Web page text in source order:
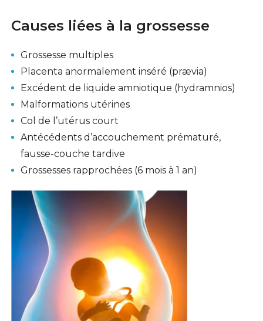
Causes liées à la grossesse
Grossesse multiples
Placenta anormalement inséré (prævia)
Excédent de liquide amniotique (hydramnios)
Malformations utérines
Col de l’utérus court
Antécédents d’accouchement prématuré,
fausse-couche tardive
Grossesses rapprochées (6 mois à 1 an)